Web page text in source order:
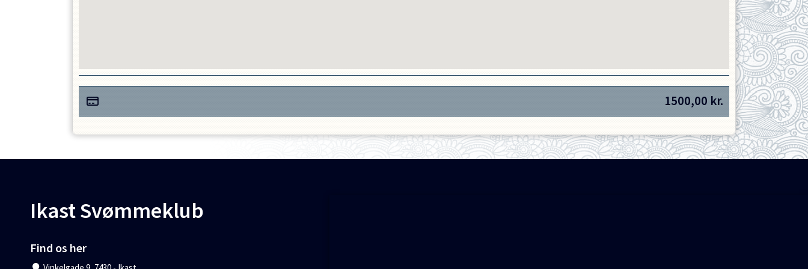
1500,00 kr.
Ikast Svømmeklub
Find os her